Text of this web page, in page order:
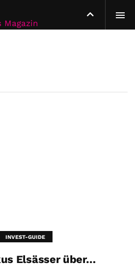
INVEST-GUIDE
Elsässer über…